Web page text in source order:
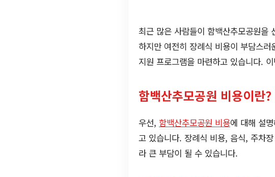
최근 많은 사람들이 함백산추모공원을
하지만 여전히 장례식 비용이 부담스
지원 프로그램을 마련하고 있습니다.
함백산추모공원 비용이란?
우선, 함백산추모공원 비용에 대해 설
고 있습니다. 장례식 비용, 음식, 주차
라 큰 부담이 될 수 있습니다.